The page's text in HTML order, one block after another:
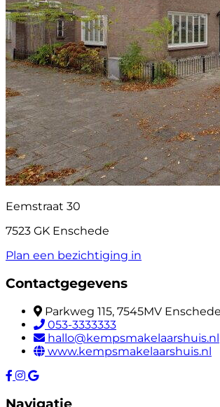
Eemstraat 30
7523 GK Enschede
Plan een bezichtiging in
Contactgegevens
Parkweg 115, 7545MV Enschede
053-3333333
hallo@kempsmakelaarshuis.nl
www.kempsmakelaarshuis.nl
Navigatie